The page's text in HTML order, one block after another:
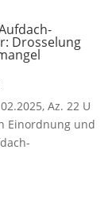
Drosselung
Az. 22 U
Einordnung und